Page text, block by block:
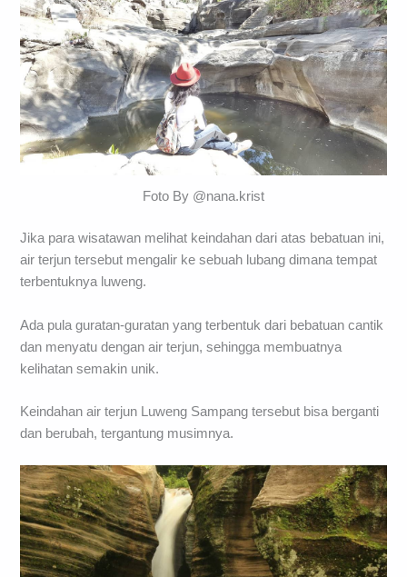
Foto By @nana.krist
Jika para wisatawan melihat keindahan dari atas bebatuan ini,
air terjun tersebut mengalir ke sebuah lubang dimana tempat
terbentuknya luweng.
Ada pula guratan-guratan yang terbentuk dari bebatuan cantik
dan menyatu dengan air terjun, sehingga membuatnya
kelihatan semakin unik.
Keindahan air terjun Luweng Sampang tersebut bisa berganti
dan berubah, tergantung musimnya.